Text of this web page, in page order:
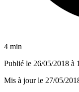
4 min
Publié le 26/05/2018 à
Mis à jour le 27/05/